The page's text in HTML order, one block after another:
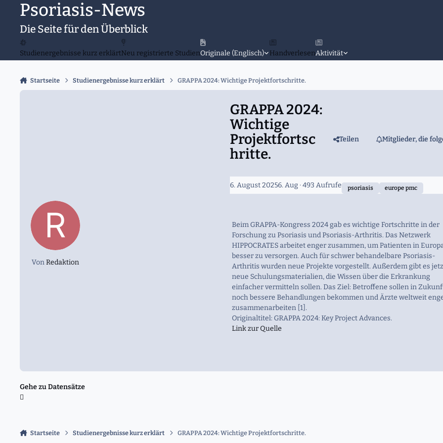
Zu Inhalt springen
Psoriasis-News
Die Seite für den Überblick
Studienergebnisse kurz erklärtNeu registrierte StudienOriginale (Englisch) HandverlesenAktivität
Startseite Studienergebnisse kurz erklärt GRAPPA 2024: Wichtige Projektfortschritte.
VonRedaktion
GRAPPA 2024:
Wichtige
Projektfortsc
hritte.
Teilen Mitglieder, die
6. August 20256. Aug · 493 Aufrufe psoriasis europe pmc
Beim GRAPPA-Kongress 2024 gab es wichtige Fortschritte in der
Forschung zu Psoriasis und Psoriasis-Arthritis. Das Netzwerk
HIPPOCRATES arbeitet enger zusammen, um Patienten in
besser zu versorgen. Auch für schwer behandelbare Psoriasis-
Arthritis wurden neue Projekte vorgestellt. Außerdem gibt es
neue Schulungsmaterialien, die Wissen über die Erkrankung
einfacher vermitteln sollen. Das Ziel: Betroffene sollen in
noch bessere Behandlungen bekommen und Ärzte weltweit
zusammenarbeiten [1].
Originaltitel: GRAPPA 2024: Key Project Advances.
Link zur Quelle
Gehe zu Datensätze
Startseite Studienergebnisse kurz erklärt GRAPPA 2024: Wichtige Projektfortschritte.